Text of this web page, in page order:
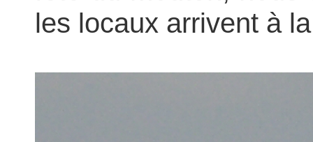
les locaux arrivent à